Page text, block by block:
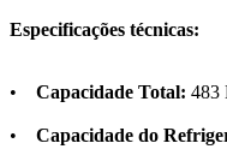
Especificações técnicas:
• Capacidade Total: 483
• Capacidade do